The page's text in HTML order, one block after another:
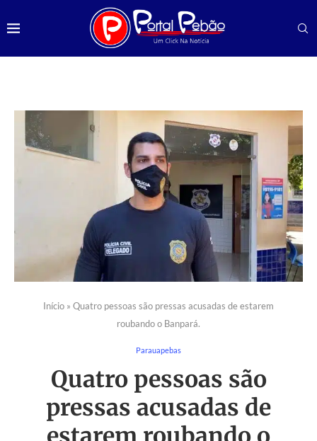
Início » Quatro pessoas são pressas acusadas de estarem
roubando o Banpará.
Parauapebas
Quatro pessoas são
pressas acusadas de